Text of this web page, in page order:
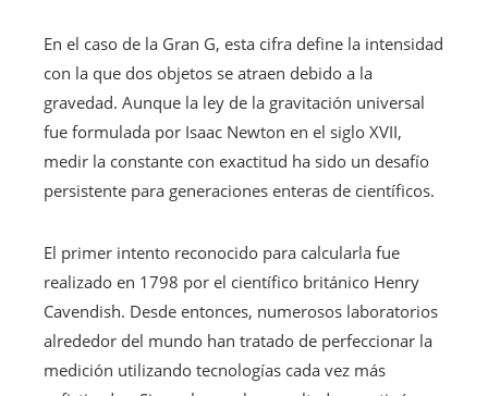
En el caso de la Gran G, esta cifra define la intensidad
con la que dos objetos se atraen debido a la
gravedad. Aunque la ley de la gravitación universal
fue formulada por Isaac Newton en el siglo XVII,
medir la constante con exactitud ha sido un desafío
persistente para generaciones enteras de científicos.
El primer intento reconocido para calcularla fue
realizado en 1798 por el científico británico Henry
Cavendish. Desde entonces, numerosos laboratorios
alrededor del mundo han tratado de perfeccionar la
medición utilizando tecnologías cada vez más